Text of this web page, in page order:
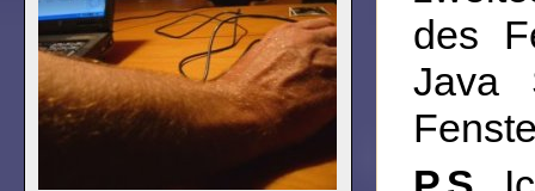
des
Java